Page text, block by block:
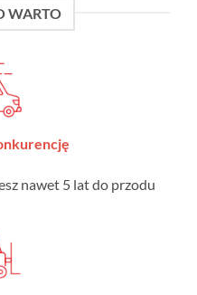
WARTO
nawet 5 lat do przodu